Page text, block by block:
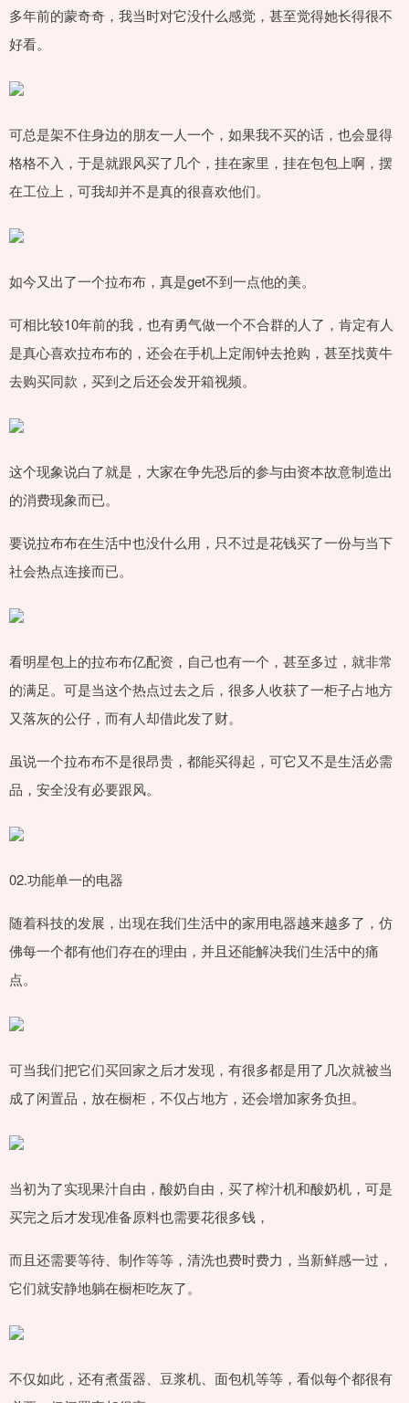
多年前的蒙奇奇，我当时对它没什么感觉，甚至觉得她长得很不
好看。
可总是架不住身边的朋友一人一个，如果我不买的话，也会显得
格格不入，于是就跟风买了几个，挂在家里，挂在包包上啊，摆
在工位上，可我却并不是真的很喜欢他们。
如今又出了一个拉布布，真是get不到一点他的美。
可相比较10年前的我，也有勇气做一个不合群的人了，肯定有人
是真心喜欢拉布布的，还会在手机上定闹钟去抢购，甚至找黄牛
去购买同款，买到之后还会发开箱视频。
这个现象说白了就是，大家在争先恐后的参与由资本故意制造出
的消费现象而已。
要说拉布布在生活中也没什么用，只不过是花钱买了一份与当下
社会热点连接而已。
看明星包上的拉布布亿配资，自己也有一个，甚至多过，就非常
的满足。可是当这个热点过去之后，很多人收获了一柜子占地方
又落灰的公仔，而有人却借此发了财。
虽说一个拉布布不是很昂贵，都能买得起，可它又不是生活必需
品，安全没有必要跟风。
02.功能单一的电器
随着科技的发展，出现在我们生活中的家用电器越来越多了，仿
佛每一个都有他们存在的理由，并且还能解决我们生活中的痛
点。
可当我们把它们买回家之后才发现，有很多都是用了几次就被当
成了闲置品，放在橱柜，不仅占地方，还会增加家务负担。
当初为了实现果汁自由，酸奶自由，买了榨汁机和酸奶机，可是
买完之后才发现准备原料也需要花很多钱，
而且还需要等待、制作等等，清洗也费时费力，当新鲜感一过，
它们就安静地躺在橱柜吃灰了。
不仅如此，还有煮蛋器、豆浆机、面包机等等，看似每个都很有